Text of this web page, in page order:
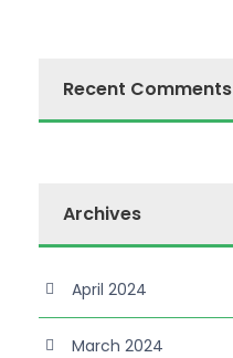
Recent Comments
Archives
April 2024
March 2024